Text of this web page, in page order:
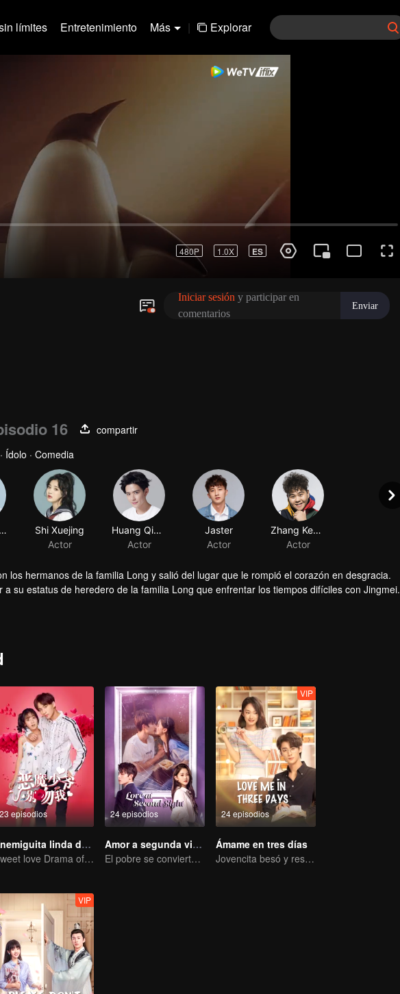
límites Entretenimiento Más | Explorar
16
compartir
Ídolo · Comedia
Wei Zheming
Shi Xuejing
Actor
Huang Qianshuo
Actor
Jaster
Actor
los hermanos de la familia Long y salió del lugar que le rompió el corazón en desgracia.
su estatus de heredero de la familia Long que enfrentar los tiempos difíciles con Jingmei.
como Long pensaba. Después de regresar del desastre, Long Haiyi declaró oficialmente la
23 episodios
Enemiguita linda de Maestro Diablo
Sweet love Drama of Overbearing Gen Z Boss
24 episodios
Amor a segunda vista
El pobre se convierte en el CEO dominante y persigue a su primer amor.
24 episodios
VIP
Ámame en tres días
Jovencita besó y rescató al siempre cambiante CEO
VIP